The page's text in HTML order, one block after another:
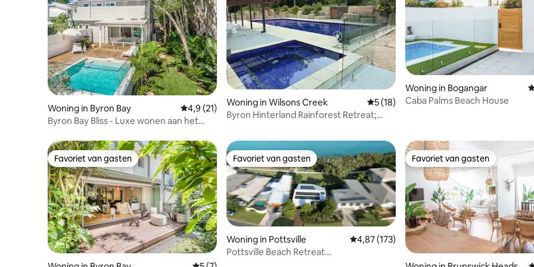
Woning in Byron Bay Gemiddelde beoordeling van 4,9 op 5, 21 recensies
4,9 (21)
Byron Bay Bliss - Luxe wonen aan het
Woning in Wilsons Creek Gemiddelde beoordeling van 5 op 5, 18
5 (18)
Byron Hinterland Rainforest Retreat;
Woning in Bogangar
Caba Palms Beach House
Favoriet van gasten
Favoriet van gasten Favoriet van gasten
Favoriet van gasten
Woning in Pottsville Gemiddelde beoordeling van 4,87 op 5, 173
4,87 (173)
Pottsville Beach Retreat
Favoriet van gasten
Favoriet van gasten